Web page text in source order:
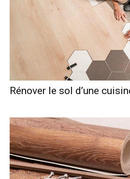
Rénover le sol d’une